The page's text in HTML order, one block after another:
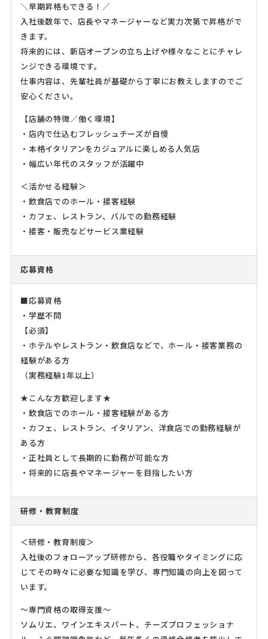
＼早期昇格もできる！／
入社後数年で、店長やマネージャーなど実力次第で昇格がで
きます。
将来的には、新店オープンの立ち上げや様々なことにチャレ
ンジできる環境です。
仕事内容は、先輩社員が基礎から丁寧にお教えしますのでご
安心ください。
【店舗の特徴／働く環境】
・店内で仕込むフレッシュチーズが自慢
・本格イタリアンをカジュアルに楽しめる人気店
・幅広い年代のスタッフが活躍中
＜活かせる経験＞
・飲食店でのホール・接客経験
・カフェ、レストラン、バルでの勤務経験
・接客・販売などサービス業経験
応募資格
■応募資格
・学歴不問
【必須】
・ホテルやレストラン・飲食店などで、ホール・接客業務の
経験がある方
（実務経験1年以上）
★こんな方歓迎します★
・飲食店でのホール・接客経験がある方
・カフェ、レストラン、イタリアン、洋食店での勤務経験が
ある方
・正社員として長期的に勤務が可能な方
・将来的に店長やマネージャーを目指したい方
研修・教育制度
＜研修・教育制度＞
入社後のフォローアップ研修から、各役職やタイミングに応
じてその時々に必要な知識を学び、専門知識の向上を図って
います。
～専門資格の取得支援～
ソムリエ、ワインエキスパート、チーズプロフェッショナ